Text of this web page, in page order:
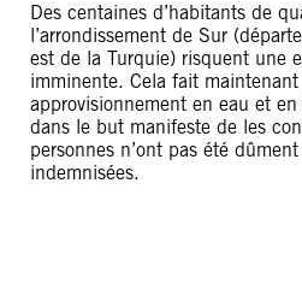
Des centaines d’habitants de
l’arrondissement de Sur
est de la Turquie) risquent une
imminente. Cela fait
approvisionnement en eau et
dans le but manifeste de les
personnes n’ont pas été
indemnisées.